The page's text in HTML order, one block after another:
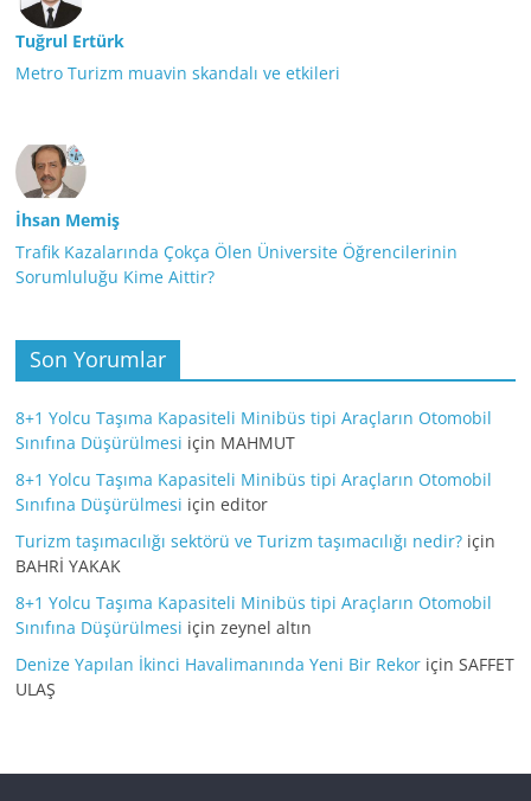
Tuğrul Ertürk
Metro Turizm muavin skandalı ve etkileri
İhsan Memiş
Trafik Kazalarında Çokça Ölen Üniversite Öğrencilerinin
Sorumluluğu Kime Aittir?
Son Yorumlar
8+1 Yolcu Taşıma Kapasiteli Minibüs tipi Araçların Otomobil
Sınıfına Düşürülmesi için MAHMUT
8+1 Yolcu Taşıma Kapasiteli Minibüs tipi Araçların Otomobil
Sınıfına Düşürülmesi içineditor
Turizm taşımacılığı sektörü ve Turizm taşımacılığı nedir? için
BAHRİ YAKAK
8+1 Yolcu Taşıma Kapasiteli Minibüs tipi Araçların Otomobil
Sınıfına Düşürülmesi içinzeynel altın
Denize Yapılan İkinci Havalimanında Yeni Bir Rekor içinSAFFET
ULAŞ